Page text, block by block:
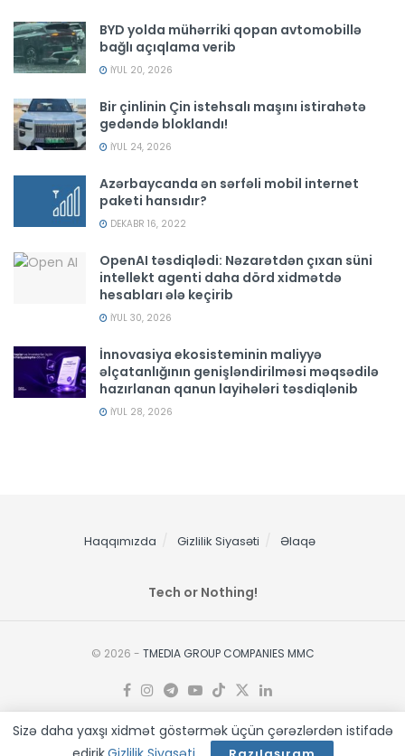
BYD yolda mühərriki qopan avtomobillə
bağlı açıqlama verib
İYUL 20, 2026
Bir çinlinin Çin istehsalı maşını istirahətə
gedəndə bloklandı!
İYUL 24, 2026
Azərbaycanda ən sərfəli mobil internet
paketi hansıdır?
DEKABR 16, 2022
OpenAI təsdiqlədi: Nəzarətdən çıxan süni
intellekt agenti daha dörd xidmətdə
hesabları ələ keçirib
İYUL 30, 2026
İnnovasiya ekosisteminin maliyyə
əlçatanlığının genişləndirilməsi məqsədilə
hazırlanan qanun layihələri təsdiqlənib
İYUL 28, 2026
Haqqımızda Gizlilik Siyasəti Əlaqə
Tech or Nothing!
© 2026 - TMEDIA GROUP COMPANIES MMC
Sizə daha yaxşı xidmət göstərmək üçün çərəzlərdən istifadə